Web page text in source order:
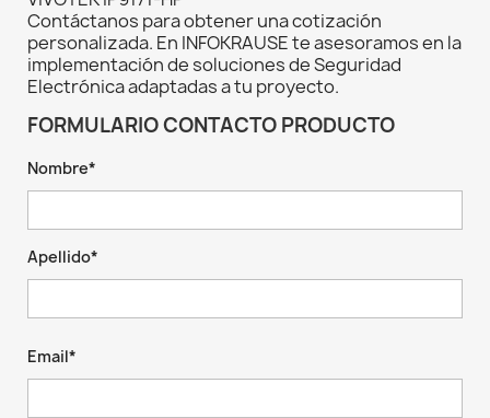
Contáctanos para obtener una cotización
personalizada. En INFOKRAUSE te asesoramos en la
implementación de soluciones de Seguridad
Electrónica adaptadas a tu proyecto.
FORMULARIO CONTACTO PRODUCTO
Nombre*
Apellido*
Email*